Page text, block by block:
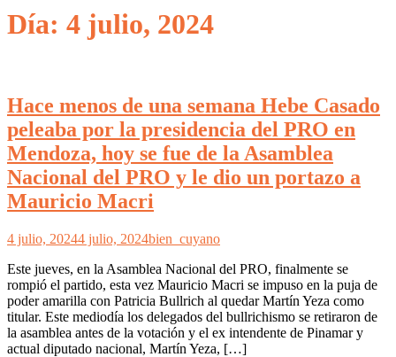
Día: 4 julio, 2024
Hace menos de una semana Hebe Casado
peleaba por la presidencia del PRO en
Mendoza, hoy se fue de la Asamblea
Nacional del PRO y le dio un portazo a
Mauricio Macri
4 julio, 20244 julio, 2024bien_cuyano
Este jueves, en la Asamblea Nacional del PRO, finalmente se
rompió el partido, esta vez Mauricio Macri se impuso en la puja de
poder amarilla con Patricia Bullrich al quedar Martín Yeza como
titular. Este mediodía los delegados del bullrichismo se retiraron de
la asamblea antes de la votación y el ex intendente de Pinamar y
actual diputado nacional, Martín Yeza, […]